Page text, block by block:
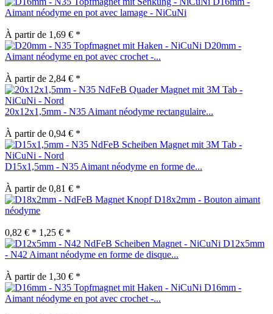
Aimant néodyme en pot avec lamage - NiCuNi
À partir de 1,69 € *
D20mm -
Aimant néodyme en pot avec crochet -...
À partir de 2,84 € *
20x12x1,5mm - N35 Aimant néodyme rectangulaire...
À partir de 0,94 € *
D15x1,5mm - N35 Aimant néodyme en forme de...
À partir de 0,81 € *
D18x2mm - Bouton aimant
néodyme
0,82 € * 1,25 € *
D12x5mm
- N42 Aimant néodyme en forme de disque...
À partir de 1,30 € *
D16mm -
Aimant néodyme en pot avec crochet -...